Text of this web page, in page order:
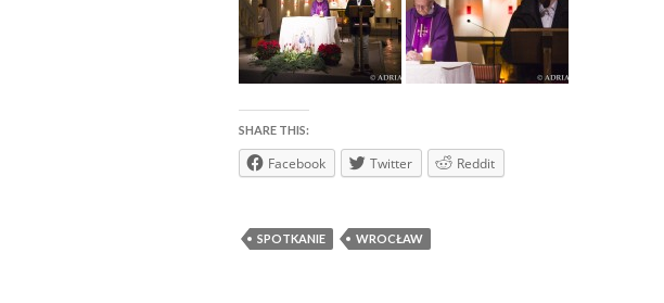
SHARE THIS:
Facebook Twitter Reddit
SPOTKANIE WROCŁAW